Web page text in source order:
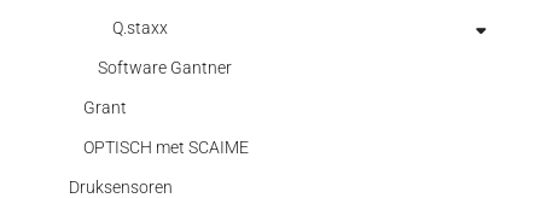
TEST CONTROLLER
I/O MODULES
Q.staxx
I/O MODULES
Software Gantner
Grant
OPTISCH met SCAIME
Druksensoren